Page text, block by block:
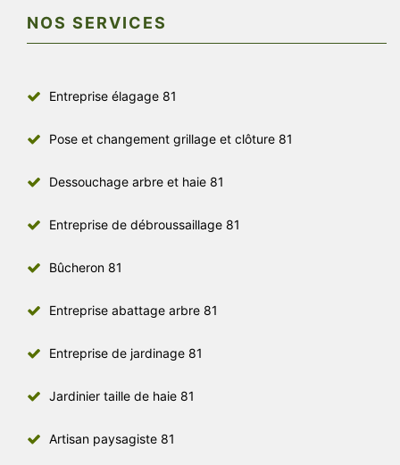
NOS SERVICES
Entreprise élagage 81
Pose et changement grillage et clôture 81
Dessouchage arbre et haie 81
Entreprise de débroussaillage 81
Bûcheron 81
Entreprise abattage arbre 81
Entreprise de jardinage 81
Jardinier taille de haie 81
Artisan paysagiste 81